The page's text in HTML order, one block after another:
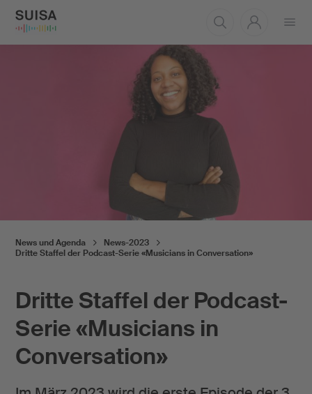
Dritte Staffel der Podcast-
Serie «Musicians in
Conversation»
News und Agenda
News-2023
Dritte Staffel der Podcast-Serie «Musicians in Conversation»